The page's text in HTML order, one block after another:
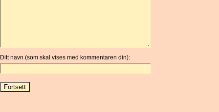
Ditt navn (som skal vises med kommentaren din):